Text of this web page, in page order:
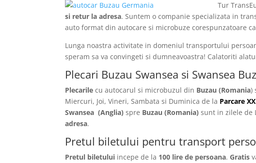
Tur
si retur la adresa. Suntem o companie specializata in
auto format din autocare si microbuze corespunzatoare
Lunga noastra activitate in domeniul transportului
speram sa va convingeti si dumneavoastra! Calatoriti
Plecari Buzau Swansea si Swansea
Plecarile cu autocarul si microbuzul din Buzau (Romania)
Miercuri, Joi, Vineri, Sambata si Duminica de la Parcare
Swansea(Anglia) spre Buzau(Romania) sunt in zilele de
adresa.
Pretul biletului pentru transport
Pretul biletului incepe de la 100 lire de persoana. Gratis